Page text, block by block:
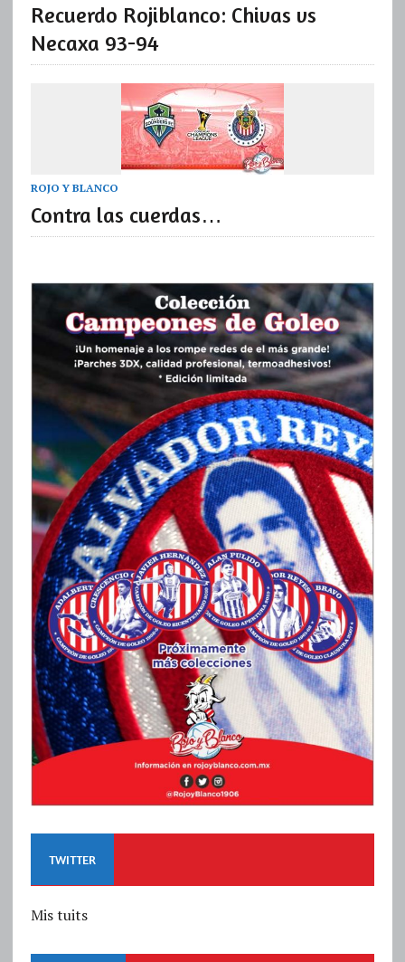
Recuerdo Rojiblanco: Chivas vs
Necaxa 93-94
ROJO Y BLANCO
Contra las cuerdas…
TWITTER
Mis tuits